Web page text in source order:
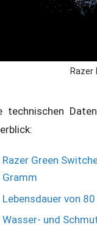
Razer
technischen
Razer Green
Gramm
Lebensdauer von
Wasser- und